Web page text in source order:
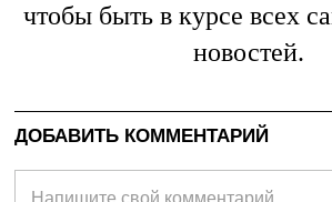
чтобы быть в курсе всех
новостей.
ДОБАВИТЬ КОММЕНТАРИЙ